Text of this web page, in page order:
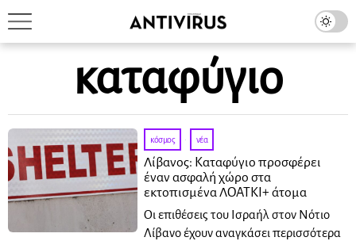
καταφύγιο
κόσμος · νέα
Λίβανος: Καταφύγιο προσφέρει
έναν ασφαλή χώρο στα
εκτοπισμένα ΛΟΑΤΚΙ+ άτομα
Οι επιθέσεις του Ισραήλ στον Νότιο
Λίβανο έχουν αναγκάσει περισσότερα